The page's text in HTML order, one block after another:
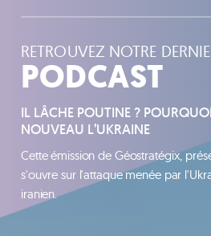
RETROUVEZ NOTRE
PODCAST
IL LÂCHE POUTINE ?
NOUVEAU L’UKRAINE
Cette émission de Géostratégix,
s'ouvre sur l'attaque menée par
iranien.